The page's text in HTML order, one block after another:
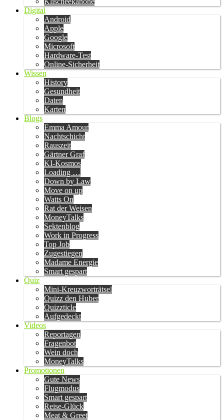
Digital
Android
Apple
Google
Microsoft
Hardware-Test
Online-Sicherheit
Wissen
History
Gesundheit
Daten
Karten
Blogs
Emma Amour
Nachtschicht
Rauszeit
Gärtner Graf
KI-Kosmos
Loading …
Down by Law
Move on up
Watts On
Rat der Weisen
MoneyTalks
Sektenblog
Work in Progress
Top Job
Zugestiegen
Madame Energie
Smart gespart
Quiz
Mini-Kreuzworträtsel
Quizz den Huber
Quizzticle
Aufgedeckt
Videos
Reportagen
Fragenbot
Wein doch
MoneyTalks
Promotionen
Gute News
Flugmodus
Smart gespart
Reise-Glück
Meat & Greet